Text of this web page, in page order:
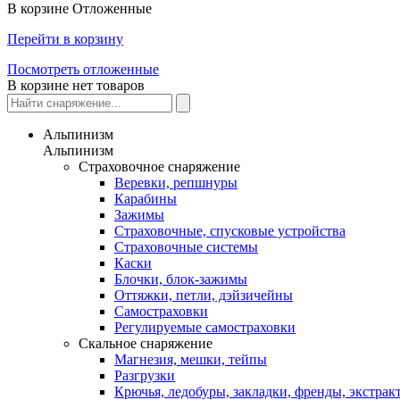
В корзине Отложенные
Перейти в корзину
Посмотреть отложенные
В корзине нет товаров
Альпинизм
Альпинизм
Страховочное снаряжение
Веревки, репшнуры
Карабины
Зажимы
Страховочные, спусковые устройства
Страховочные системы
Каски
Блочки, блок-зажимы
Оттяжки, петли, дэйзичейны
Самостраховки
Регулируемые самостраховки
Скальное снаряжение
Магнезия, мешки, тейпы
Разгрузки
Крючья, ледобуры, закладки, френды,